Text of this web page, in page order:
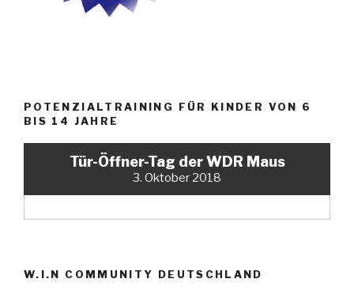
POTENZIALTRAINING FÜR KINDER VON 6
BIS 14 JAHRE
Tür-Öffner-Tag der WDR Maus
3. Oktober 2018
W.I.N COMMUNITY DEUTSCHLAND